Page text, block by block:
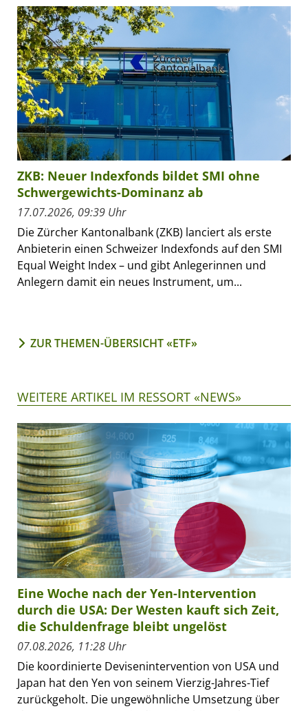
ZKB: Neuer Indexfonds bildet SMI ohne
Schwergewichts-Dominanz ab
17.07.2026, 09:39 Uhr
Die Zürcher Kantonalbank (ZKB) lanciert als erste
Anbieterin einen Schweizer Indexfonds auf den SMI
Equal Weight Index – und gibt Anlegerinnen und
Anlegern damit ein neues Instrument, um...
ZUR THEMEN-ÜBERSICHT «ETF»
WEITERE ARTIKEL IM RESSORT «NEWS»
Eine Woche nach der Yen-Intervention
durch die USA: Der Westen kauft sich Zeit,
die Schuldenfrage bleibt ungelöst
07.08.2026, 11:28 Uhr
Die koordinierte Devisenintervention von USA und
Japan hat den Yen von seinem Vierzig-Jahres-Tief
zurückgeholt. Die ungewöhnliche Umsetzung über